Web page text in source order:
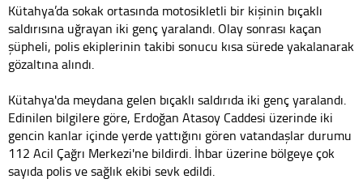
Kütahya’da sokak ortasında motosikletli bir kişinin bıçaklı
saldırısına uğrayan iki genç yaralandı. Olay sonrası kaçan
şüpheli, polis ekiplerinin takibi sonucu kısa sürede yakalanarak
gözaltına alındı.
Kütahya'da meydana gelen bıçaklı saldırıda iki genç yaralandı.
Edinilen bilgilere göre, Erdoğan Atasoy Caddesi üzerinde iki
gencin kanlar içinde yerde yattığını gören vatandaşlar durumu
112 Acil Çağrı Merkezi'ne bildirdi. İhbar üzerine bölgeye çok
sayıda polis ve sağlık ekibi sevk edildi.